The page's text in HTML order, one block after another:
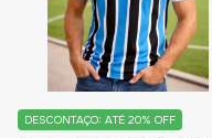
DESCONTAÇO: ATÉ 20% OFF